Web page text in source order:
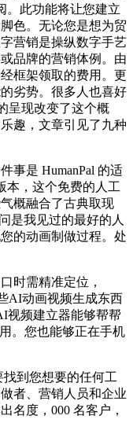
。此功能将让您建立
色。无论您是想为贸
营销是操纵数字手艺
品牌的营销体例。由
框架领取的费用。更
劣势。很多人也喜好
呈现改变了这个概
趣，文章引见了九种
是 HumanPal 的适
本，这个免费的人工
概融合了古典取现
是我见过的最好的人
的动画制做过程。处
需精准定位，
AI动画视频生成东西
视频建立器能够帮帮
。您也能够正在手机
到您想要的任何工
者、营销人员和企业
名度，000 名客户，